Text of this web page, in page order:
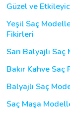
Güzel ve
Yeşil Saç
Fikirleri
Sarı Balyajlı
Bakır Kahve
Balyajlı Saç
Saç Maşa